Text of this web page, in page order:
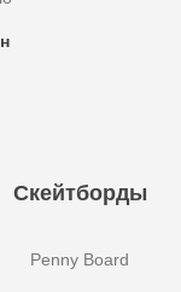
Скейтборды
Penny Board